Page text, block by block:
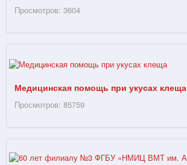
Просмотров: 3604
Медицинская помощь при укусах клеща
Просмотров: 85759